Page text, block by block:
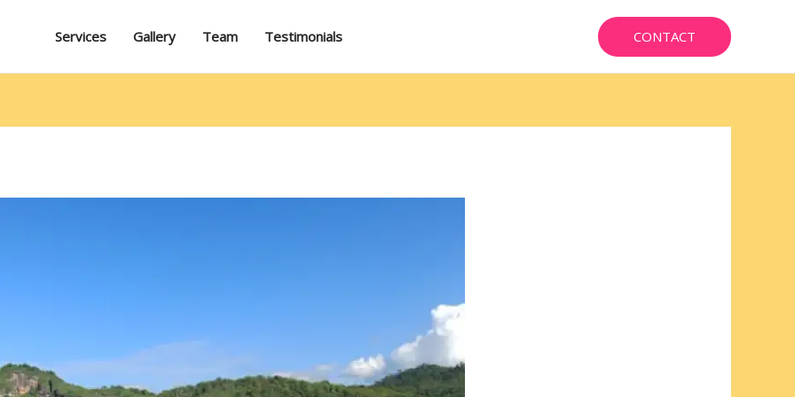
Services Gallery Team Testimonials CONTACT